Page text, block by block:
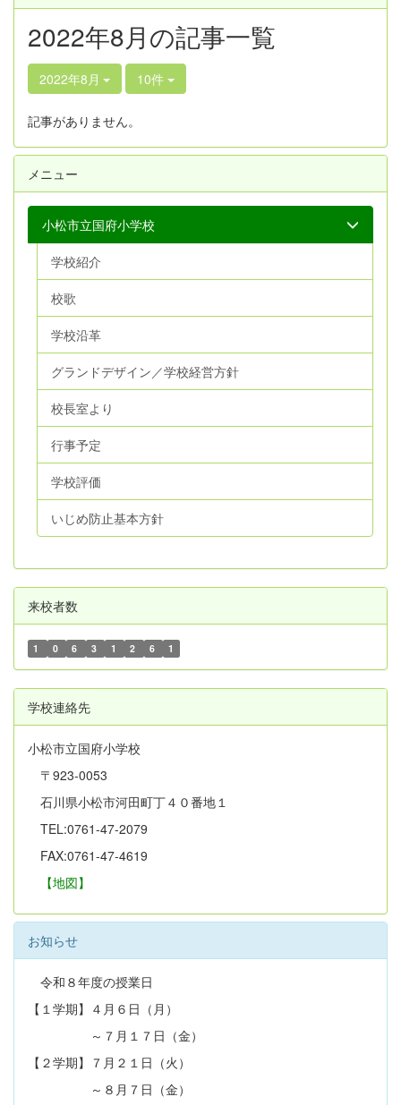
2022年8月の記事一覧
2022年8月 10件
記事がありません。
メニュー
小松市立国府小学校
学校紹介
校歌
学校沿革
グランドデザイン／学校経営方針
校長室より
行事予定
学校評価
いじめ防止基本方針
来校者数
1 0 6 3 1 2 6 1
学校連絡先
小松市立国府小学校
〒923-0053
石川県小松市河田町丁４０番地１
TEL:0761-47-2079
FAX:0761-47-4619
【地図】
お知らせ
令和８年度の授業日
【１学期】４月６日（月）
～７月１７日（金）
【２学期】７月２１日（火）
～８月７日（金）